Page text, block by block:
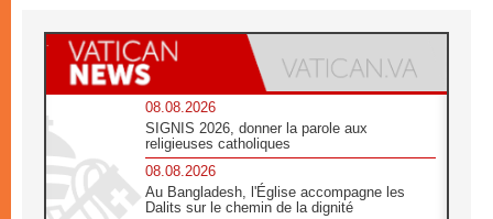
08.08.2026
SIGNIS 2026, donner la parole aux
religieuses catholiques
08.08.2026
Au Bangladesh, l'Église accompagne les
Dalits sur le chemin de la dignité